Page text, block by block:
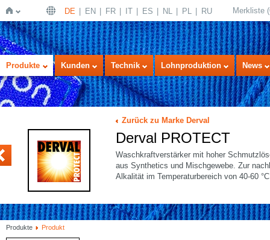
Startseite
DE EN FR IT ES NL PL RU Merkliste (
Produkte Kunden Technik Lohnproduktion News
Zurück zu Marke Derval
Derval PROTECT
Waschkraftverstärker mit hoher
aus Synthetics und Mischgewebe. Zur
Alkalität im Temperaturbereich von 40-60
Produkte Produkt